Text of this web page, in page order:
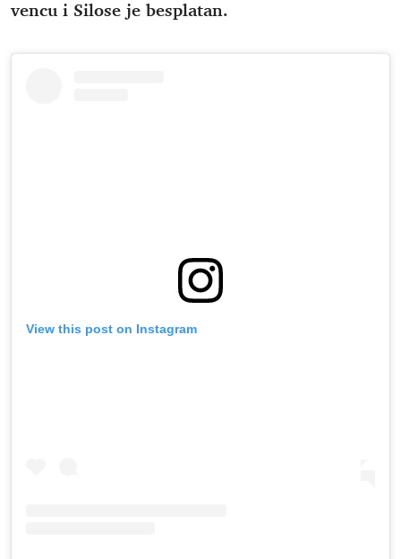
vencu i Silose je besplatan.
View this post on Instagram